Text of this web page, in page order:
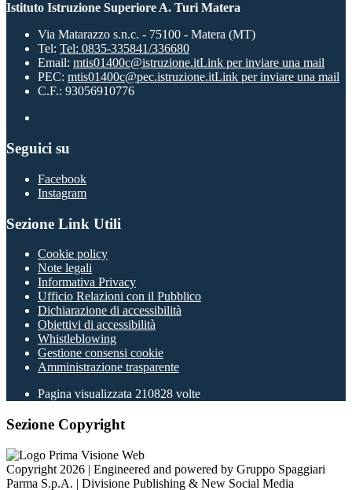
Istituto Istruzione Superiore A. Turi Matera
Via Matarazzo s.n.c. - 75100 - Matera (MT)
Tel: Tel: 0835-335841/336680
Email: mtis01400c@istruzione.itLink per inviare una mail
PEC: mtis01400c@pec.istruzione.itLink per inviare una mail
C.F.: 93056910776
Seguici su
Facebook
Instagram
Sezione Link Utili
Cookie policy
Note legali
Informativa Privacy
Ufficio Relazioni con il Pubblico
Dichiarazione di accessibilità
Obiettivi di accessibilità
Whistleblowing
Gestione consensi cookie
Amministrazione trasparente
Pagina visualizzata 210828 volte
Sezione Copyright
Copyright 2026 | Engineered and powered by Gruppo Spaggiari
Parma S.p.A. | Divisione Publishing & New Social Media